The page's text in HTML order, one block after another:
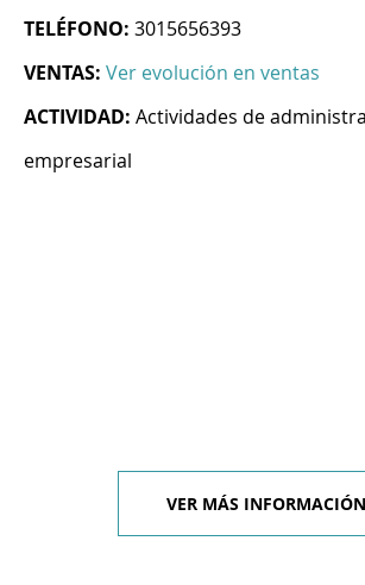
TELÉFONO: 3015656393
VENTAS: Ver evolución en ventas
ACTIVIDAD: Actividades de
empresarial
VER MÁS INFORMACIÓN